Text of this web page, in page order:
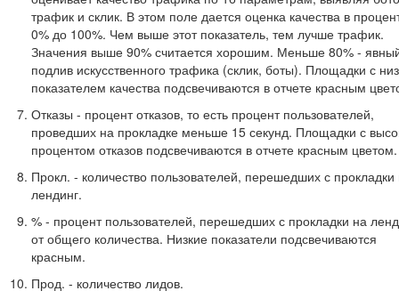
трафик и склик. В этом поле дается оценка качества в
0% до 100%. Чем выше этот показатель, тем лучше трафик.
Значения выше 90% считается хорошим. Меньше 80% -
подлив искусственного трафика (склик, боты). Площадки с
показателем качества подсвечиваются в отчете красным
Отказы - процент отказов, то есть процент пользователей,
проведших на прокладке меньше 15 секунд. Площадки с
процентом отказов подсвечиваются в отчете красным цветом.
Прокл. - количество пользователей, перешедших с прокладки
лендинг.
% - процент пользователей, перешедших с прокладки на
от общего количества. Низкие показатели подсвечиваются
красным.
Прод. - количество лидов.